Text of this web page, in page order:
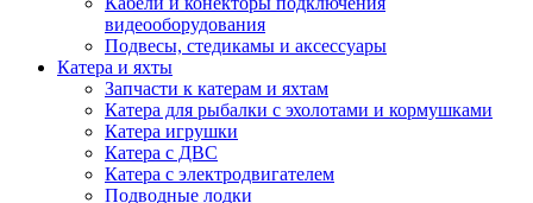
видеооборудования
Подвесы, стедикамы и аксессуары
Катера и яхты
Запчасти к катерам и яхтам
Катера для рыбалки с эхолотами и кормушками
Катера игрушки
Катера с ДВС
Катера с электродвигателем
Подводные лодки